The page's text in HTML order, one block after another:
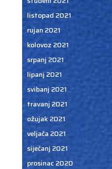
listopad 2021
rujan 2021
kolovoz 2021
srpanj 2021
lipanj 2021
svibanj 2021
travanj 2021
ožujak 2021
veljača 2021
siječanj 2021
prosinac 2020